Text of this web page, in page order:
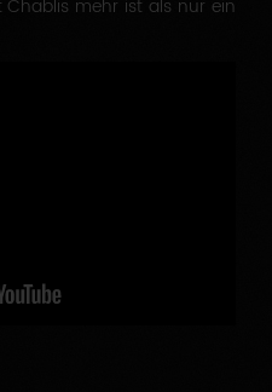
Chablis mehr ist als nur ein